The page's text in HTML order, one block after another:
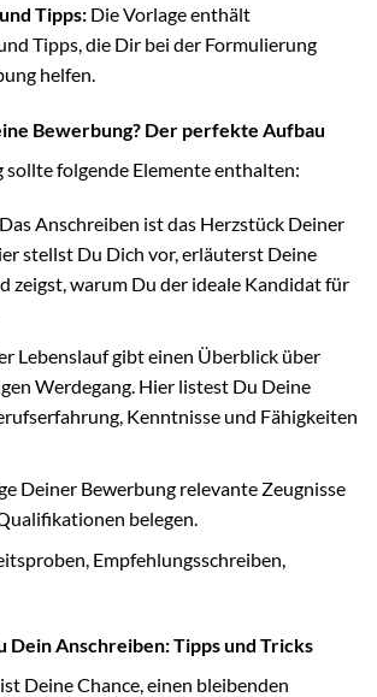
Tipps:Die Vorlage enthält
Tipps, die Dir bei der Formulierung
helfen.
Bewerbung? Der perfekte Aufbau
sollte folgende Elemente enthalten:
Anschreiben ist das Herzstück Deiner
stellst Du Dich vor, erläuterst Deine
zeigst, warum Du der ideale Kandidat für
Lebenslauf gibt einen Überblick über
Werdegang. Hier listest Du Deine
Kenntnisse und Fähigkeiten
Deiner Bewerbung relevante Zeugnisse
belegen.
Empfehlungsschreiben,
Dein Anschreiben: Tipps und Tricks
Deine Chance, einen bleibenden